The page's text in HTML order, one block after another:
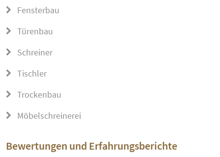
Fensterbau
Türenbau
Schreiner
Tischler
Trockenbau
Möbelschreinerei
Bewertungen und Erfahrungsberichte